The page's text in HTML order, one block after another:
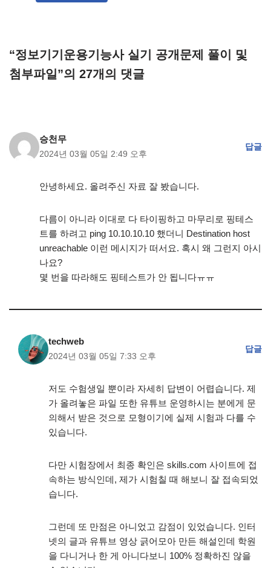
“정보기기운용기능사 실기 공개문제 풀이 및
첨부파일”의 27개의 댓글
승천무
2024년 03월 05일 2:49 오후
답글
안녕하세요. 올려주신 자료 잘 봤습니다.
다름이 아니라 이대로 다 타이핑하고 마무리로 핑테스
트를 하려고 ping 10.10.10.10 했더니 Destination host
unreachable 이런 메시지가 떠서요. 혹시 왜 그런지 아시
나요?
몇 번을 따라해도 핑테스트가 안 됩니다ㅠㅠ
techweb
2024년 03월 05일 7:33 오후
답글
저도 수험생일 뿐이라 자세히 답변이 어렵습니다. 제
가 올려놓은 파일 또한 유튜브 운영하시는 분에게 문
의해서 받은 것으로 모형이기에 실제 시험과 다를 수
있습니다.
다만 시험장에서 최종 확인은 skills.com 사이트에 접
속하는 방식인데, 제가 시험칠 때 해보니 잘 접속되었
습니다.
그런데 또 만점은 아니었고 감점이 있었습니다. 인터
넷의 글과 유튜브 영상 긁어모아 만든 해설인데 학원
을 다니거나 한 게 아니다보니 100% 정확하진 않을